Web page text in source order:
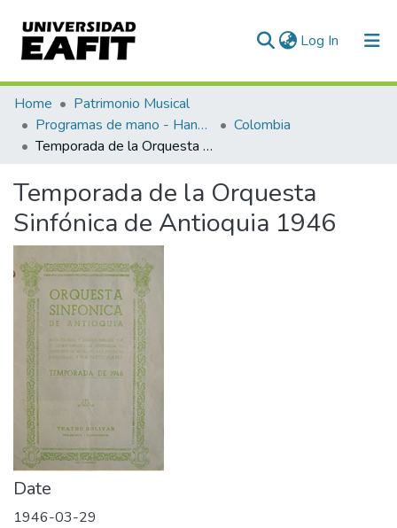
Log In (current)
Communities & Collections
All of DSpace
Home
Patrimonio Musical
Programas de mano - Hand programs
Colombia
Temporada de la Orquesta Sinfónica de Antioquia 1946
Temporada de la Orquesta
Sinfónica de Antioquia 1946
Date
1946-03-29